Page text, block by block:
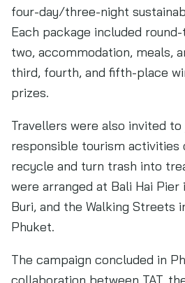
four-day/three-night
Each package included
two, accommodation, meals,
third, fourth, and fifth-place
prizes.
Travellers were also invited
responsible tourism activities
recycle and turn trash into
were arranged at Bali Hai Pier
Buri, and the Walking Streets
Phuket.
The campaign concluded in